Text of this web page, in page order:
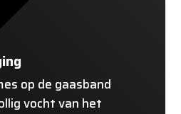
op de gaasband
vocht van het